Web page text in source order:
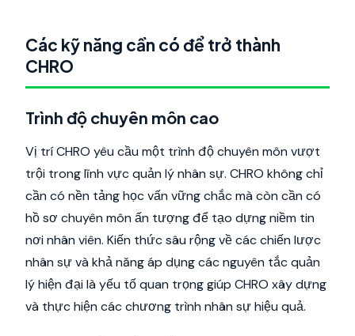
Các kỹ năng cần có để trở thành
CHRO
Trình độ chuyên môn cao
Vị trí CHRO yêu cầu một trình độ chuyên môn vượt
trội trong lĩnh vực quản lý nhân sự. CHRO không chỉ
cần có nền tảng học vấn vững chắc mà còn cần có
hồ sơ chuyên môn ấn tượng để tạo dựng niềm tin
nơi nhân viên. Kiến thức sâu rộng về các chiến lược
nhân sự và khả năng áp dụng các nguyên tắc quản
lý hiện đại là yếu tố quan trọng giúp CHRO xây dựng
và thực hiện các chương trình nhân sự hiệu quả.